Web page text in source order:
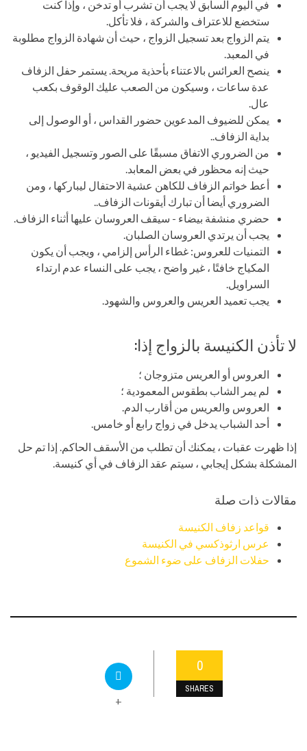
في اليوم السابق لا يجب أن تشرب أو تدخن ، وإذا كنت
ستخضع للاعتراف والشركة ، فلا تأكل.
يتم الزواج بعد تسجيل الزواج ، حيث أن شهادة الزواج مطلوبة
في المعبد.
ينصح العرائس بالاعتناء بأحذية مريحة. يستمر حفل الزفاف
عدة ساعات ، وسيكون من الصعب عليك الوقوف بكعب
عال.
يمكن للضيوف المدعوين حضور القداس ، أو الوصول إلى
بداية الزفاف..
من الضروري الاتفاق مسبقًا على الصور وتسجيل الفيديو ،
حيث إنه محظور في بعض المعابد.
أعط خواتم الزفاف للكاهن عشية الاحتفال ليباركها ، ومن
الضروري أيضا أن تبارك أيقونات الزفاف..
حضري منشفة بيضاء - سيقف العروسان عليها أثناء الزفاف.
يجب أن يرتدي العروسان الصلبان.
التمنيات للعروس: غطاء الرأس إلزامي ، ويجب أن يكون
المكياج خافتًا ، غير واضح ، يجب على النساء عدم ارتداء
السراويل.
يجب تعميد العريس والعروس والشهود.
لا تأذن الكنيسة بالزواج إذا:
العروس أو العريس متزوجان ؛
لم يمر الشاب بطقوس المعمودية ؛
العروس والعريس من أقارب الدم.
أحد الشباب يدخل في زواج رابع أو خامس.
إذا ظهرت عقبات ، يمكنك أن تطلب من الأسقف الحاكم. إذا تم حل
المشكلة بشكل إيجابي ، سيتم عقد الزفاف في أي كنيسة.
مقالات ذات صلة
قواعد زفاف الكنيسة
عرس ارثوذكسي في الكنيسة
حفلات الزفاف على ضوء الشموع
0
SHARES
+